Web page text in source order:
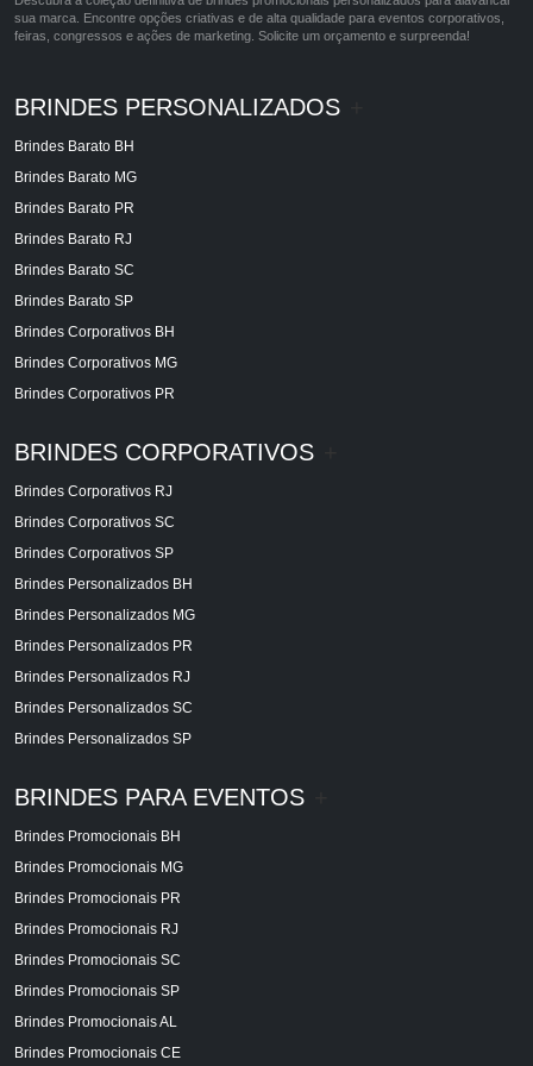
sua marca. Encontre opções criativas e de alta qualidade para eventos corporativos,
feiras, congressos e ações de marketing. Solicite um orçamento e surpreenda!
BRINDES PERSONALIZADOS
Brindes Barato BH
Brindes Barato MG
Brindes Barato PR
Brindes Barato RJ
Brindes Barato SC
Brindes Barato SP
Brindes Corporativos BH
Brindes Corporativos MG
Brindes Corporativos PR
BRINDES CORPORATIVOS
Brindes Corporativos RJ
Brindes Corporativos SC
Brindes Corporativos SP
Brindes Personalizados BH
Brindes Personalizados MG
Brindes Personalizados PR
Brindes Personalizados RJ
Brindes Personalizados SC
Brindes Personalizados SP
BRINDES PARA EVENTOS
Brindes Promocionais BH
Brindes Promocionais MG
Brindes Promocionais PR
Brindes Promocionais RJ
Brindes Promocionais SC
Brindes Promocionais SP
Brindes Promocionais AL
Brindes Promocionais CE